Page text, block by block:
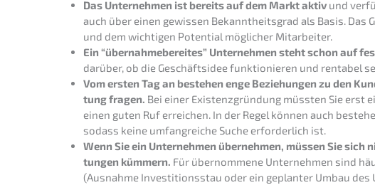
Das Unter­neh­men ist bereits auf dem Markt aktiv und
auch über einen gewis­sen Bekannt­heits­grad als Basis.
und dem wichti­gen Poten­ti­al mögli­cher Mitarbeiter.
Ein “übernah­me­be­rei­tes” Unter­neh­men steht schon auf
darüber, ob die Geschäfts­idee funktio­nie­ren und renta­bel
Vom ersten Tag an bestehen enge Bezie­hun­gen zu den
tung fragen. Bei einer Existenz­grün­dung müssten Sie erst
einen guten Ruf errei­chen. In der Regel können auch
sodass keine umfang­rei­che Suche erfor­der­lich ist.
Wenn Sie ein Unter­neh­men überneh­men, müssen Sie
tun­gen kümmern. Für übernom­me­ne Unter­neh­men sind
(Ausnah­me Inves­ti­ti­ons­stau oder ein geplan­ter Umbau des